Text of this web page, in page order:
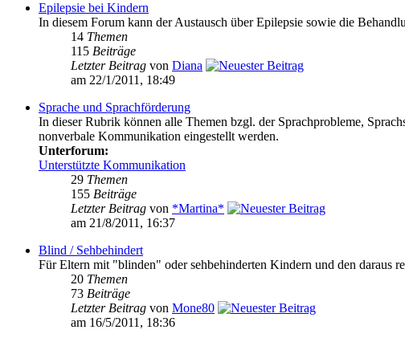
Epilepsie bei Kindern
In diesem Forum kann der Austausch über Epilepsie sowie die
14 Themen
115 Beiträge
Letzter Beitrag von Diana
am 22/1/2011, 18:49
Sprache und Sprachförderung
In dieser Rubrik können alle Themen bzgl. der Sprachprobleme,
nonverbale Kommunikation eingestellt werden.
Unterforum:
Unterstützte Kommunikation
29 Themen
155 Beiträge
Letzter Beitrag von *Martina*
am 21/8/2011, 16:37
Blind / Sehbehindert
Für Eltern mit "blinden" oder sehbehinderten Kindern und den daraus
20 Themen
73 Beiträge
Letzter Beitrag von Mone80
am 16/5/2011, 18:36